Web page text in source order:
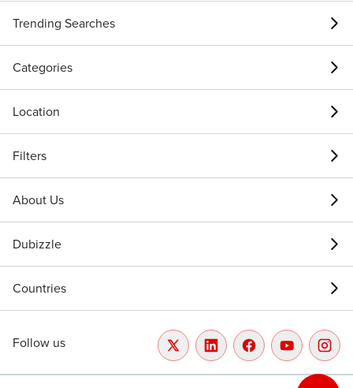
Trending Searches
Categories
Location
Filters
About Us
Dubizzle
Countries
Follow us